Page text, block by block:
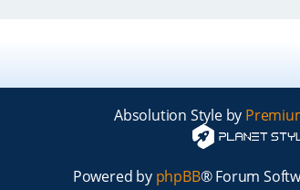
Absolution Style by
Powered by phpBB® Forum